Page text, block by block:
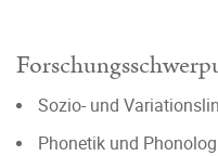
Sozio- und
Phonetik und